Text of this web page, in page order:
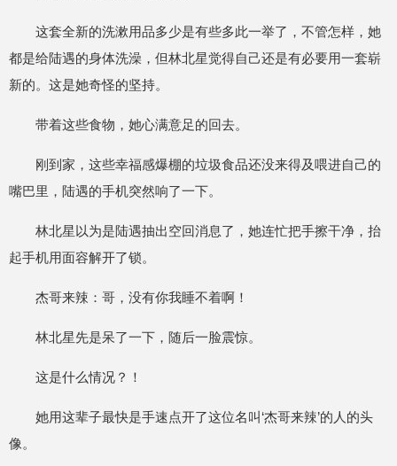
这套全新的洗漱用品多少是有些多此一举了，不管怎样，她
都是给陆遇的身体洗澡，但林北星觉得自己还是有必要用一套崭
新的。这是她奇怪的坚持。
带着这些食物，她心满意足的回去。
刚到家，这些幸福感爆棚的垃圾食品还没来得及喂进自己的
嘴巴里，陆遇的手机突然响了一下。
林北星以为是陆遇抽出空回消息了，她连忙把手擦干净，抬
起手机用面容解开了锁。
杰哥来辣：哥，没有你我睡不着啊！
林北星先是呆了一下，随后一脸震惊。
这是什么情况？！
她用这辈子最快是手速点开了这位名叫‘杰哥来辣’的人的头
像。